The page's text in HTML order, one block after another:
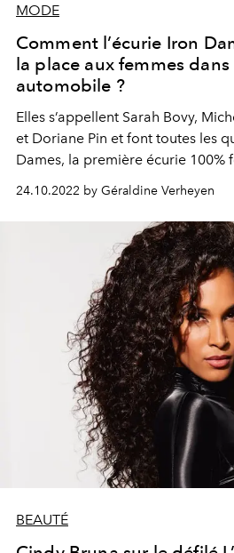
MODE
Comment l’écurie Iron
la place aux femmes
automobile ?
Elles s’appellent Sarah Bovy,
et Doriane Pin et font toutes les
Dames, la première écurie 100%
accepté de se livrer au jeu de
leurs nombreux terrains de jeu :
Francorchamps.
24.10.2022 by Géraldine Verheyen
BEAUTÉ